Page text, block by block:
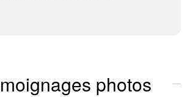
photos